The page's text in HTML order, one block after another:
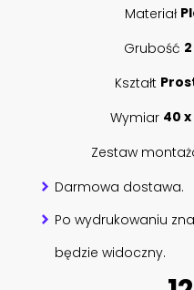
Materiał
Grubość
Kształt
Wymiar 40
Zestaw
Darmowa dostawa.
Po wydrukowaniu
będzie widoczny.